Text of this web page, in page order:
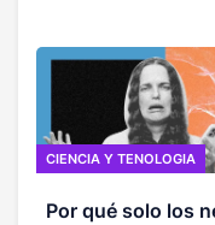
CIENCIA Y TENOLOGIA
Por qué solo los